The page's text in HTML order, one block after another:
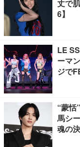
丈で
6】
LE
ーマ
ジで
“蒙恬
馬シ
魂の決